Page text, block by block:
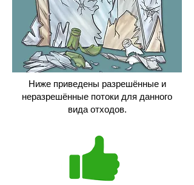
Ниже приведены разрешённые и
неразрешённые потоки для данного
вида отходов.